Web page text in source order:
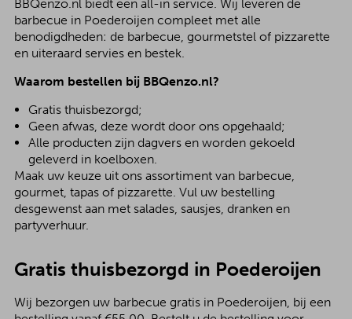
BBQenzo.nl biedt een all-in service. Wij leveren de
barbecue in Poederoijen compleet met alle
benodigdheden: de barbecue, gourmetstel of pizzarette
en uiteraard servies en bestek.
Waarom bestellen bij BBQenzo.nl?
Gratis thuisbezorgd;
Geen afwas, deze wordt door ons opgehaald;
Alle producten zijn dagvers en worden gekoeld
geleverd in koelboxen.
Maak uw keuze uit ons assortiment van barbecue,
gourmet, tapas of pizzarette. Vul uw bestelling
desgewenst aan met salades, sausjes, dranken en
partyverhuur.
Gratis thuisbezorgd in Poederoijen
Wij bezorgen uw barbecue gratis in Poederoijen, bij een